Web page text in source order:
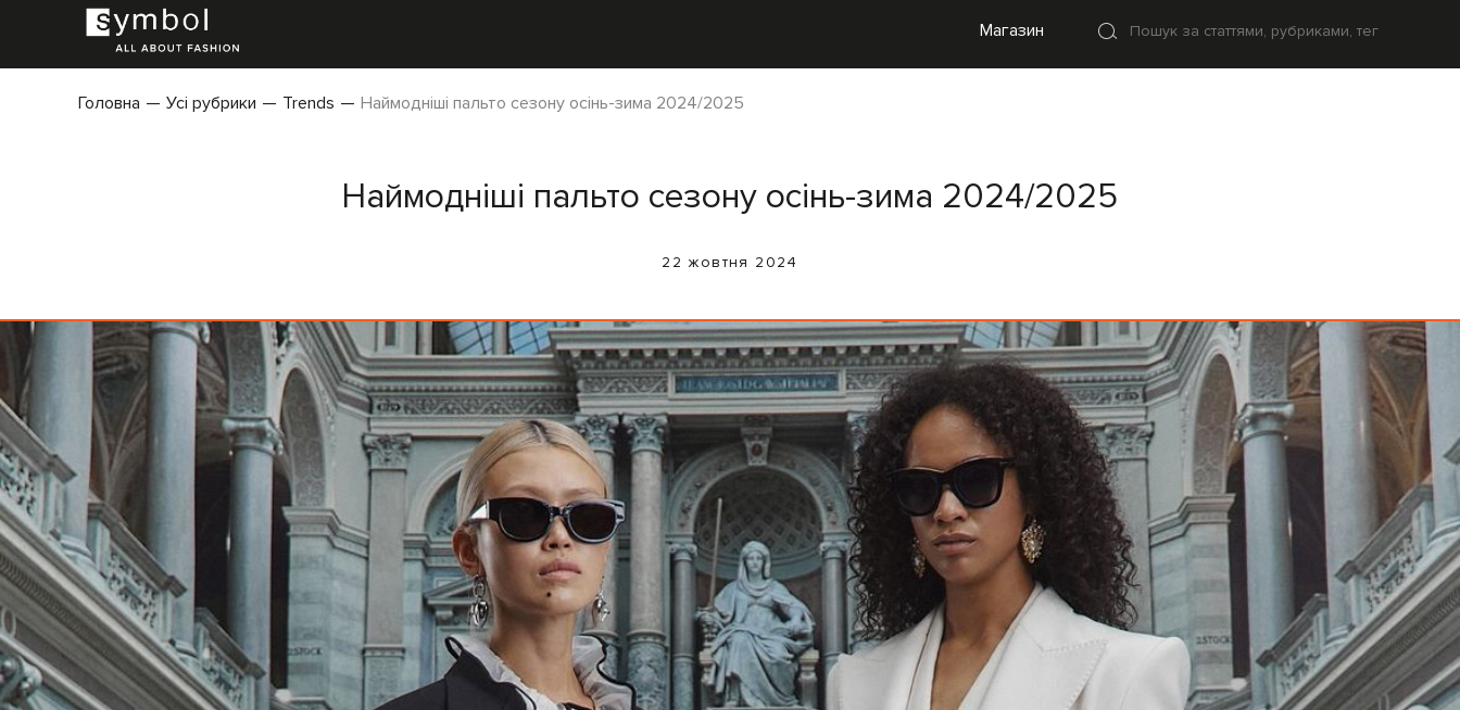
Магазин
Головна Усі рубрики Trends Наймодніші пальто сезону осінь-зима 2024/2025
Наймодніші пальто сезону осінь-зима 2024/2025
22 жовтня 2024